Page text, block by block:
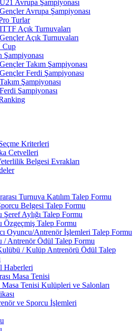
U21 Avrupa Şampiyonası
Gençler Avrupa Şampiyonası
Turlar
ITTF Açık Turnuvaları
Gençler Açık Turnuvaları
Cup
Şampiyonası
Gençler Takım Şampiyonası
Gençler Ferdi Şampiyonası
Takım Şampiyonası
Ferdi Şampiyonası
Kriterleri
Cetvelleri
Belgesi Evrakları
Turnuva Katılım Talep Formu
Belgesi Talep Formu
Şeref Aylığı Talep Formu
Özgeçmiş Talep Formu
Oyuncu/Antrenör İşlemleri Talep Formu
/ Antrenör Ödül Talep Formu
/ Kulüp Antrenörü Ödül Talep
Haberleri
Masa Tenisi
Tenisi Kulüpleri ve Salonları
ve Sporcu İşlemleri